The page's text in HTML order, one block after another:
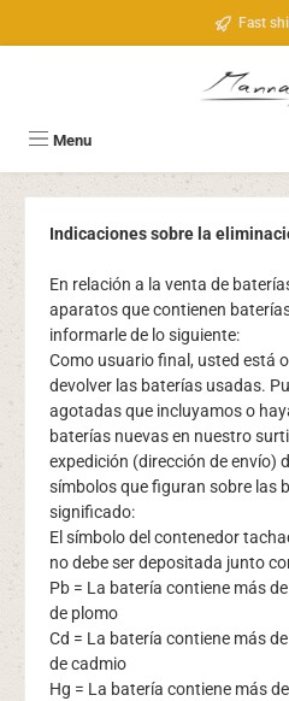
Fast
Menu
Indicaciones sobre la
En relación a la venta de
aparatos que contienen
informarle de lo siguiente:
Como usuario final, usted está
devolver las baterías usadas.
agotadas que incluyamos o
baterías nuevas en nuestro
expedición (dirección de envío)
símbolos que figuran sobre las
significado:
El símbolo del contenedor
no debe ser depositada junto
Pb = La batería contiene más
de plomo
Cd = La batería contiene más
de cadmio
Hg = La batería contiene más